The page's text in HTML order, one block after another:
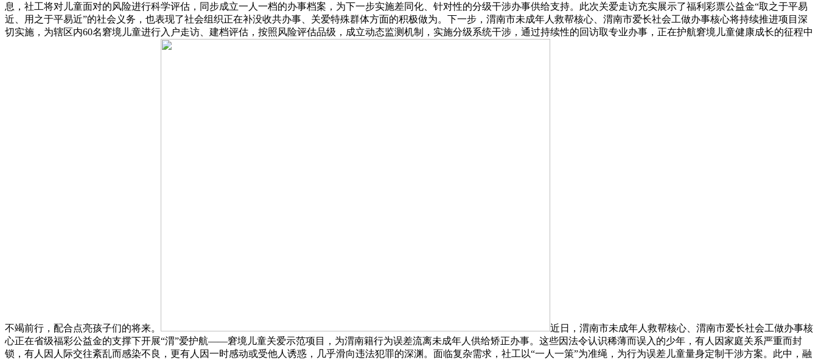
息，社工将对儿童面对的风险进行科学评估，同步成立一人一档的办事档案，为下一步实施差同化、针对性的分级干涉办事供给支持。此次关爱走访充实展示了福利彩票公益金“取之于平易
近、用之于平易近”的社会义务，也表现了社会组织正在补没收共办事、关爱特殊群体方面的积极做为。下一步，渭南市未成年人救帮核心、渭南市爱长社会工做办事核心将持续推进项目深
切实施，为辖区内60名窘境儿童进行入户走访、建档评估，按照风险评估品级，成立动态监测机制，实施分级系统干涉，通过持续性的回访取专业办事，正在护航窘境儿童健康成长的征程中
不竭前行，配合点亮孩子们的将来。
近日，渭南市未成年人救帮核心、渭南市爱长社会工做办事核
心正在省级福彩公益金的支撑下开展“渭”爱护航——窘境儿童关爱示范项目，为渭南籍行为误差流离未成年人供给矫正办事。这些因法令认识稀薄而误入的少年，有人因家庭关系严重而封
锁，有人因人际交往紊乱而感染不良，更有人因一时感动或受他人诱惑，几乎滑向违法犯罪的深渊。面临复杂需求，社工以“一人一策”为准绳，为行为误差儿童量身定制干涉方案。此中，融